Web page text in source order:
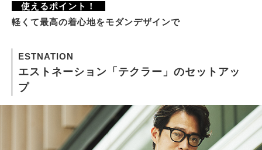
使えるポイント！
軽くて最高の着心地をモダンデザインで
ESTNATION
エストネーション「テクラー」のセットアッ
プ